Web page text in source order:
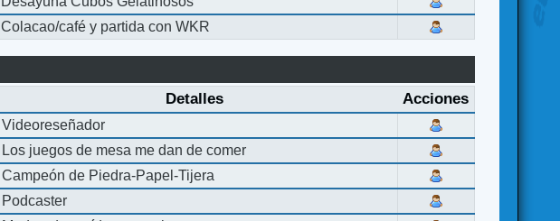
Colacao/café y partida con WKR
Detalles Acciones
Videoreseñador
Los juegos de mesa me dan de comer
Campeón de Piedra-Papel-Tijera
Podcaster